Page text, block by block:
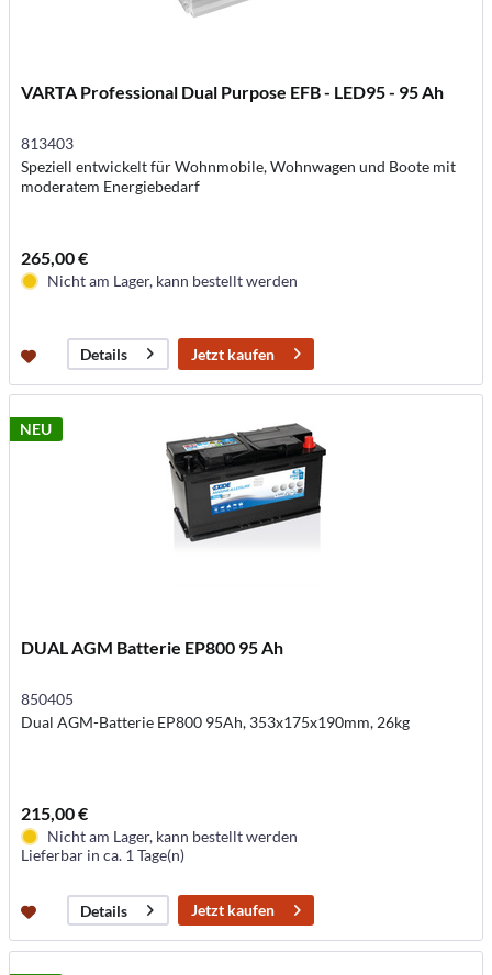
VARTA Professional Dual Purpose EFB - LED95 - 95 Ah
813403
Speziell entwickelt für Wohnmobile, Wohnwagen und Boote mit
moderatem Energiebedarf
265,00 €
Nicht am Lager, kann bestellt werden
Details Jetzt kaufen
NEU
DUAL AGM Batterie EP800 95 Ah
850405
Dual AGM-Batterie EP800 95Ah, 353x175x190mm, 26kg
215,00 €
Nicht am Lager, kann bestellt werden
Lieferbar in ca. 1 Tage(n)
Details Jetzt kaufen